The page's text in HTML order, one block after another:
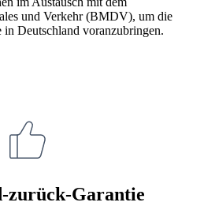
und Verkehr (BMDV), um die
in Deutschland voranzubringen.
zurück-Garantie